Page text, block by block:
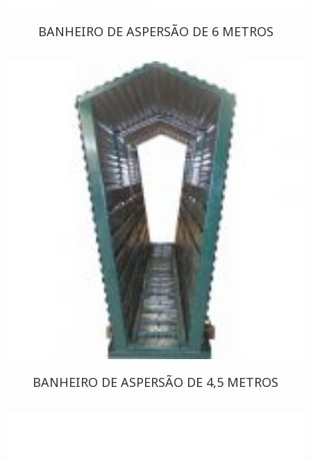
BANHEIRO DE ASPERSÃO DE 6 METROS
BANHEIRO DE ASPERSÃO DE 4,5 METROS